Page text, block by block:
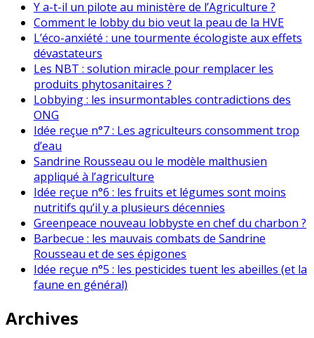
Y a-t-il un pilote au ministère de l’Agriculture ?
Comment le lobby du bio veut la peau de la HVE
L’éco-anxiété : une tourmente écologiste aux effets
dévastateurs
Les NBT : solution miracle pour remplacer les
produits phytosanitaires ?
Lobbying : les insurmontables contradictions des
ONG
Idée reçue n°7 : Les agriculteurs consomment trop
d’eau
Sandrine Rousseau ou le modèle malthusien
appliqué à l’agriculture
Idée reçue n°6 : les fruits et légumes sont moins
nutritifs qu’il y a plusieurs décennies
Greenpeace nouveau lobbyste en chef du charbon ?
Barbecue : les mauvais combats de Sandrine
Rousseau et de ses épigones
Idée reçue n°5 : les pesticides tuent les abeilles (et la
faune en général)
Archives